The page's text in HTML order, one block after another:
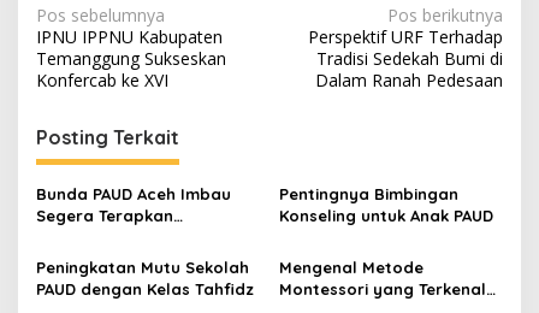
N
a
v
i
g
a
s
i
p
Pos sebelumnya
IPNU IPPNU Kabupaten
Temanggung Sukseskan
Konfercab ke XVI
Pos berikutnya
Perspektif URF Terhadap
Tradisi Sedekah Bumi di
Dalam Ranah Pedesaan
Posting Terkait
Bunda PAUD Aceh Imbau
Segera Terapkan
Transisi PAUD/RA ke SD/MI
Pentingnya Bimbingan
Konseling untuk Anak PAUD
Peningkatan Mutu Sekolah
PAUD dengan Kelas Tahfidz
Mengenal Metode
Montessori yang Terkenal